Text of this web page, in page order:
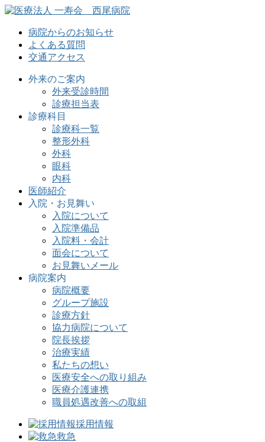
病院からのお知らせ
よくある質問
交通アクセス
外来のご案内
外来受診時間
診療担当表
診療科目
診療科一覧
整形外科
外科
眼科
内科
医師紹介
入院・お見舞い
入院について
入院準備品
入院料・会計
面会について
お見舞いメール
病院案内
病院概要
グループ施設
診療方針
協力病院について
院長挨拶
治療実績
私たちの想い
医療安全への取り組み
医療介護連携
職員処遇改善への取組
採用情報
救急